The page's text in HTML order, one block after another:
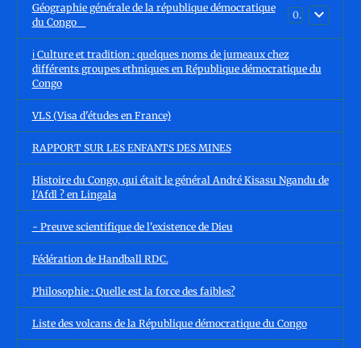
Géographie générale de la république démocratique
du Congo
0
ℹ️ Culture et tradition : quelques noms de jumeaux chez
différents groupes ethniques en République démocratique du
Congo
VLS (Visa d'études en France)
RAPPORT SUR LES ENFANTS DES MINES
Histoire du Congo, qui était le général André Kisasu Ngandu de
l'Afdl ? en Lingala
- Preuve scientifique de l'existence de Dieu
Fédération de Handball RDC.
Philosophie : Quelle est la force des faibles?
Liste des volcans de la République démocratique du Congo